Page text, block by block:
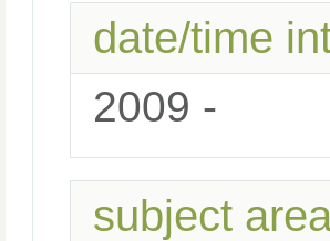
date/time
2009 -
subject